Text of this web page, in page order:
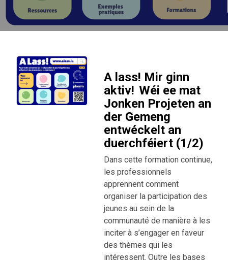
A lass! Mir ginn
aktiv! Wéi ee mat
Jonken Projeten an
der Gemeng
entwéckelt an
duerchféiert (1/2)
Dans cette formation continue,
les professionnels
apprennent comment
organiser la participation des
jeunes au sein de la
communauté de manière à les
inciter à s’engager en faveur
des thèmes qui les
intéressent. Outre les bases